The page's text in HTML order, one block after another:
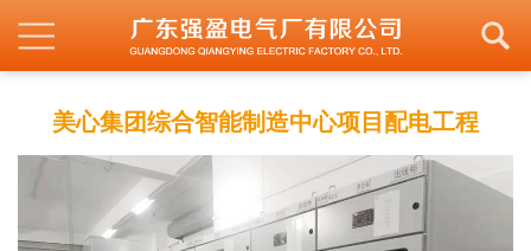
美心集团综合智能制造中心项目配电工程